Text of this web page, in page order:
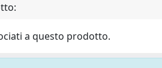
a questo prodotto.